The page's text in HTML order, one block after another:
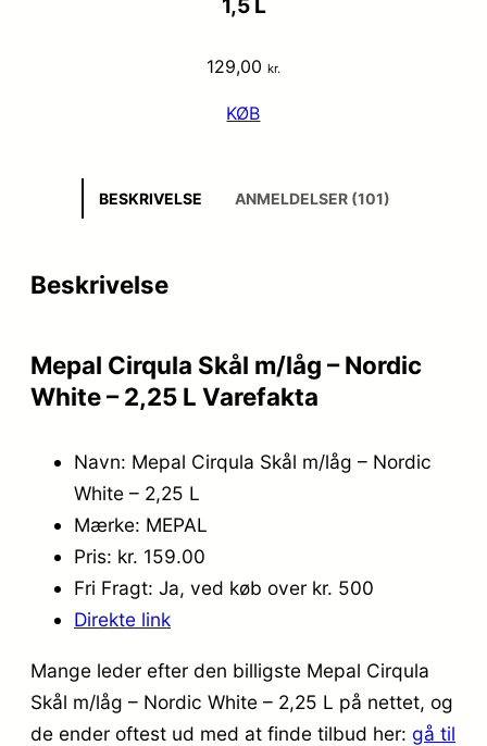
129,00 kr.
KØB
BESKRIVELSE ANMELDELSER (101)
Beskrivelse
Mepal Cirqula Skål m/låg – Nordic
White – 2,25 L Varefakta
Navn: Mepal Cirqula Skål m/låg – Nordic
White – 2,25 L
Mærke: MEPAL
Pris: kr. 159.00
Fri Fragt: Ja, ved køb over kr. 500
Direkte link
Mange leder efter den billigste Mepal Cirqula
Skål m/låg – Nordic White – 2,25 L på nettet, og
de ender oftest ud med at finde tilbud her: gå til